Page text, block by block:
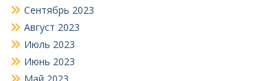
Сентябрь 2023
Август 2023
Июль 2023
Июнь 2023